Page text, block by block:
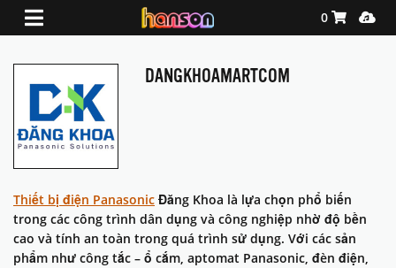
Shopping
0
DANGKHOAMARTCOM
Thiết bị điện Panasonic Đăng Khoa là lựa chọn phổ biến
trong các công trình dân dụng và công nghiệp nhờ độ bền
cao và tính an toàn trong quá trình sử dụng. Với các sản
phẩm như công tắc – ổ cắm, aptomat Panasonic, đèn điện,